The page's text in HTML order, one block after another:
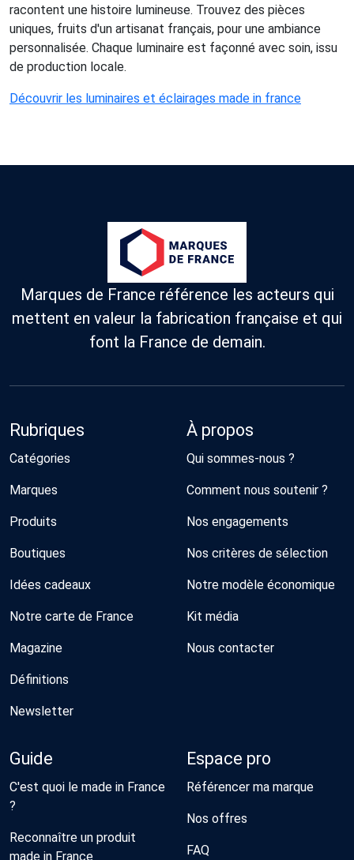
racontent une histoire lumineuse. Trouvez des pièces
uniques, fruits d'un artisanat français, pour une ambiance
personnalisée. Chaque luminaire est façonné avec soin, issu
de production locale.
Découvrir les luminaires et éclairages made in france
Marques de France référence les acteurs qui
mettent en valeur la fabrication française et qui
font la France de demain.
Rubriques
Catégories
Marques
Produits
Boutiques
Idées cadeaux
Notre carte de France
Magazine
Définitions
Newsletter
À propos
Qui sommes-nous ?
Comment nous soutenir ?
Nos engagements
Nos critères de sélection
Notre modèle économique
Kit média
Nous contacter
Guide
C'est quoi le made in France
?
Reconnaître un produit
made in France
Espace pro
Référencer ma marque
Nos offres
FAQ